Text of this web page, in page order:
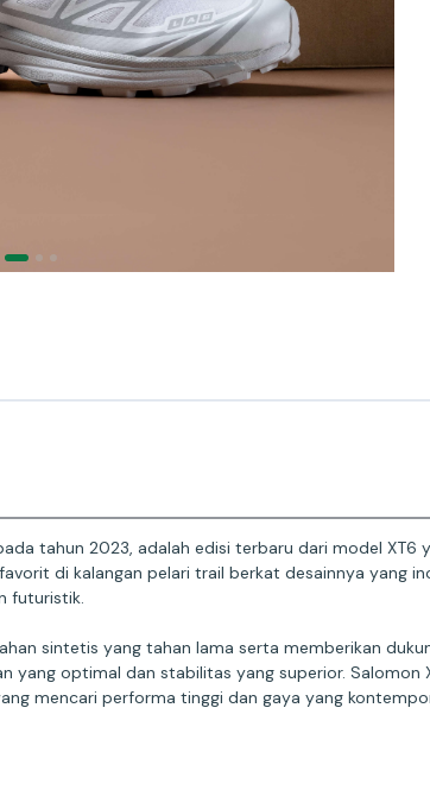
tahun 2023, adalah edisi terbaru dari model
di kalangan pelari trail berkat desainnya yang
futuristik.
sintetis yang tahan lama serta memberikan
yang optimal dan stabilitas yang superior.
mencari performa tinggi dan gaya yang